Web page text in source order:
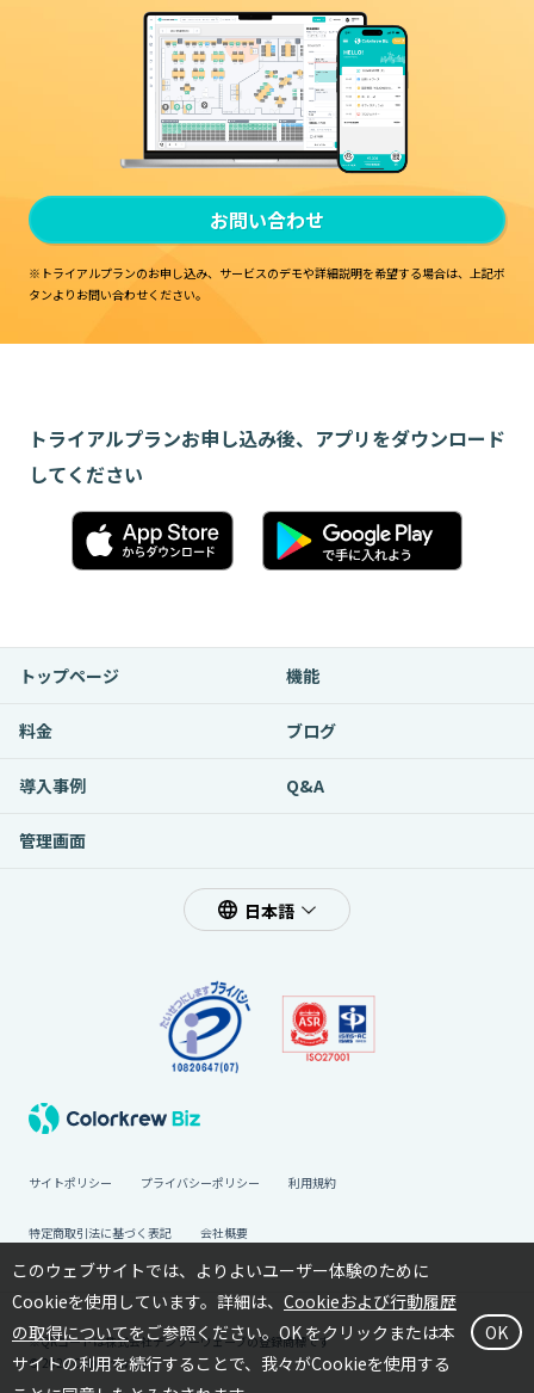
お問い合わせ
※トライアルプランのお申し込み、サービスのデモや詳細説明を希望する場合は、 上記ボ
タンよりお問い合わせください。
トライアルプランお申し込み後、アプリをダウンロード
してください
トップページ 機能
料金 ブログ
導入事例 Q&A
管理画面
日本語
サイトポリシー プライバシーポリシー 利用規約
特定商取引法に基づく表記 会社概要
※QRコードは株式会社デンソーウェーブの登録商標です
© 2022 Colorkrew Inc.
このウェブサイトでは、よりよいユーザー体験のために
Cookieを使用しています。詳細は、 Cookieおよび行動履歴
の取得についてをご参照ください。OK をクリックまたは本
サイトの利用を続行することで、我々がCookieを使用する
OK